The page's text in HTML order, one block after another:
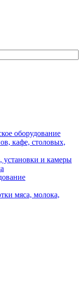
оборудование
кафе, столовых,
установки и камеры
мяса, молока,